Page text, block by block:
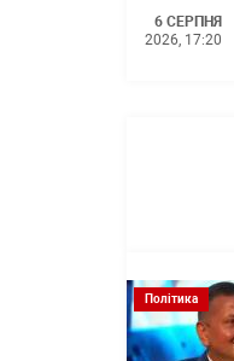
6 СЕРПНЯ
2026, 17:20
Політика